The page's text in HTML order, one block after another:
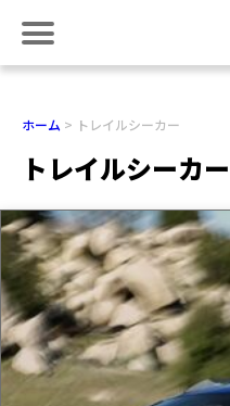
ホーム トレイルシーカー
トレイルシーカー